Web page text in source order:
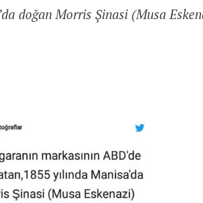
doğan Morris Şinasi (Musa